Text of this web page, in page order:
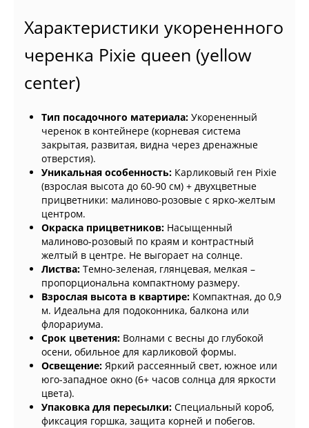
Характеристики укорененного
черенка Pixie queen (yellow
center)
Тип посадочного материала: Укорененный
черенок в контейнере (корневая система
закрытая, развитая, видна через дренажные
отверстия).
Уникальная особенность: Карликовый ген Pixie
(взрослая высота до 60-90 см) + двухцветные
прицветники: малиново-розовые с ярко-желтым
центром.
Окраска прицветников: Насыщенный
малиново-розовый по краям и контрастный
желтый в центре. Не выгорает на солнце.
Листва: Темно-зеленая, глянцевая, мелкая –
пропорциональна компактному размеру.
Взрослая высота в квартире: Компактная, до 0,9
м. Идеальна для подоконника, балкона или
флорариума.
Срок цветения: Волнами с весны до глубокой
осени, обильное для карликовой формы.
Освещение: Яркий рассеянный свет, южное или
юго-западное окно (6+ часов солнца для яркости
цвета).
Упаковка для пересылки: Специальный короб,
фиксация горшка, защита корней и побегов.